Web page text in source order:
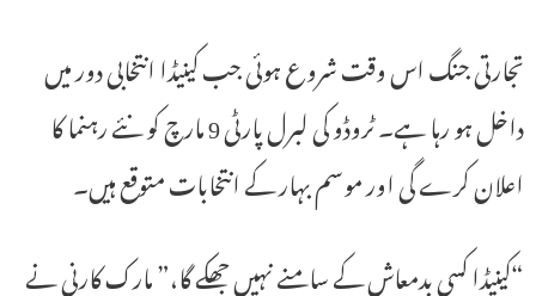
تجارتی جنگ اس وقت شروع ہوئی جب کینیڈا انتخابی دور میں
داخل ہو رہا ہے۔ ٹروڈو کی لبرل پارٹی 9 مارچ کو نئے رہنما کا
اعلان کرے گی اور موسم بہار کے انتخابات متوقع ہیں۔
“کینیڈا کسی بدمعاش کے سامنے نہیں جھکے گا،” مارک کارنی نے